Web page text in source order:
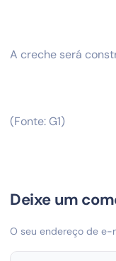
A creche será
(Fonte: G1)
Deixe um
O seu endereço de e-